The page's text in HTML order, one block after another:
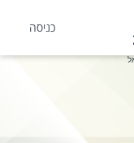
כניסה